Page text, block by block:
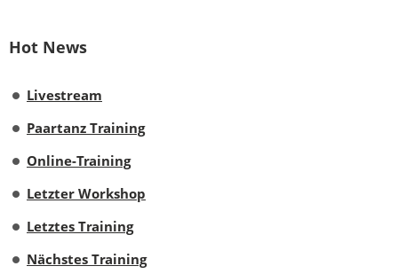
Hot News
Livestream
Paartanz Training
Online-Training
Letzter Workshop
Letztes Training
Nächstes Training